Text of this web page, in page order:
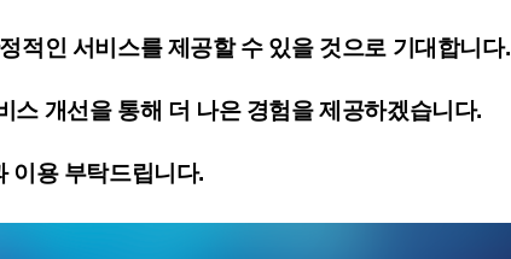
적인 서비스를 제공할 수 있을 것으로 기대합니다.
스 개선을 통해 더 나은 경험을 제공하겠습니다.
이용 부탁드립니다.